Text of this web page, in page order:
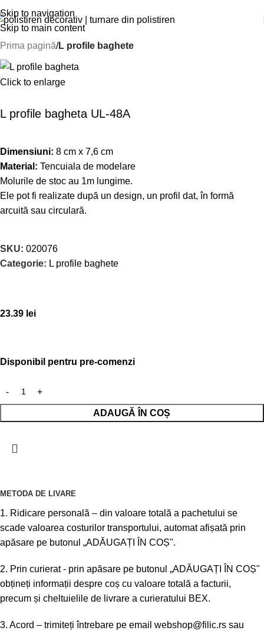
Skip to navigation
Skip to main content
Prima pagină L profile baghete
Click to enlarge
L profile bagheta UL-48A
Dimensiuni: 8 cm x 7,6 cm
Material: Tencuiala de modelare
Molurile de stoc au 1m lungime.
Ele pot fi realizate după un design, un profil dat, în formă
arcuită sau circulară.
SKU: 020076
Categorie: L profile baghete
23.39 lei
Disponibil pentru pre-comenzi
ADAUGĂ ÎN COȘ
METODA DE LIVARE
1. Ridicare personală – din valoare totală a pachetului se
scade valoarea costurilor transportului, automat afișată prin
apăsare pe butonul „ADĂUGAȚI ÎN COȘ".
2. Prin curierat - prin apăsare pe butonul „ADĂUGAȚI ÎN COȘ"
obțineți informații despre coș cu valoare totală a facturii,
precum și cheltuielile de livrare a curieratului BEX.
3. Acord – trimiteți întrebare pe email webshop@filic.rs sau